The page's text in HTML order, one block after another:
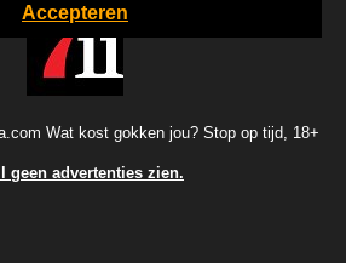
Accepteren
Wat kost gokken jou? Stop op tijd, 18+
geen advertenties zien.